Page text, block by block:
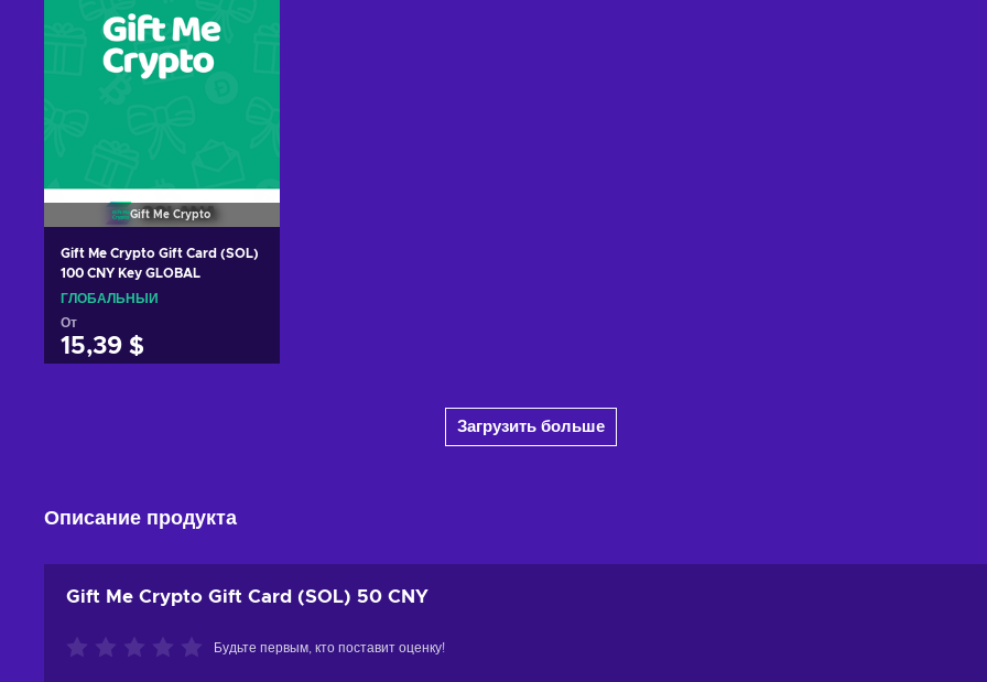
Gift Me Crypto
Gift Me Crypto Gift Card (SOL)
100 CNY Key GLOBAL
ГЛОБАЛЬНЫЙ
От
15,39 $
Загрузить больше
Описание продукта
Gift Me Crypto Gift Card (SOL) 50 CNY
Будьте первым, кто поставит оценку!